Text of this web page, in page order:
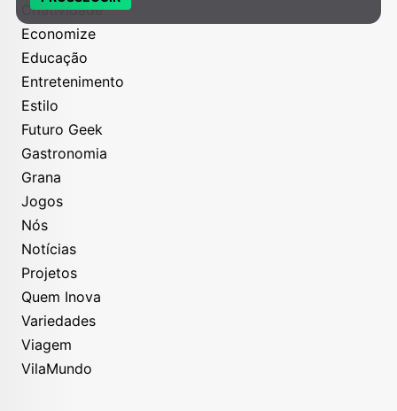
Criatividade
Economize
Educação
Entretenimento
Estilo
Futuro Geek
Gastronomia
Grana
Jogos
Nós
Notícias
Projetos
Quem Inova
Variedades
Viagem
VilaMundo